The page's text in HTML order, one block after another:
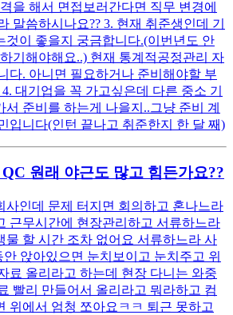
을 해서 면접보러간다면 직무 변경에
말씀하시나요?? 3. 현재 취준생인데 기
것이 좋을지 궁금합니다.(이번년도 안
기해야해요..) 현재 통계적공정관리 자
다. 아니면 필요하거나 준비해야할 부
대기업을 꼭 가고싶은데 다른 중소 기
서 준비를 하는게 나을지..그냥 준비 계
입니다(인턴 끝나고 취준한지 한 달 째)
원래 야근도 많고 힘든가요??
사인데 문제 터지면 회의하고 혼나느라
근무시간에 현장관리하고 서류하느라
물 할 시간 조차 없어요 서류하느라 사
안 앉아있으면 눈치보이고 눈치주고 위
료 올리라고 하는데 현장 다니는 와중
빨리 만들어서 올리라고 뭐라하고 컴
위에서 엄청 쪼아요ㅋㅋ 퇴근 못하고